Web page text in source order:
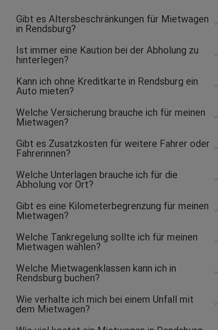
Gibt es Altersbeschränkungen für Mietwagen
in Rendsburg?
Ist immer eine Kaution bei der Abholung zu
hinterlegen?
Kann ich ohne Kreditkarte in Rendsburg ein
Auto mieten?
Welche Versicherung brauche ich für meinen
Mietwagen?
Gibt es Zusatzkosten für weitere Fahrer oder
Fahrerinnen?
Welche Unterlagen brauche ich für die
Abholung vor Ort?
Gibt es eine Kilometerbegrenzung für meinen
Mietwagen?
Welche Tankregelung sollte ich für meinen
Mietwagen wählen?
Welche Mietwagenklassen kann ich in
Rendsburg buchen?
Wie verhalte ich mich bei einem Unfall mit
dem Mietwagen?